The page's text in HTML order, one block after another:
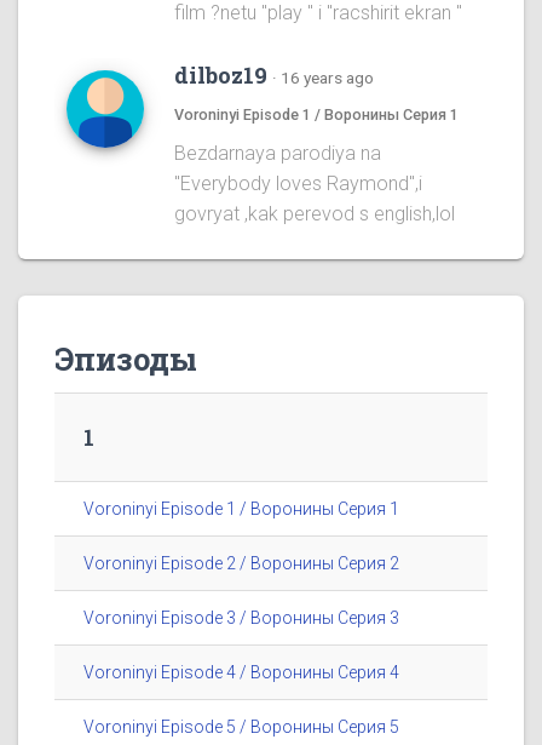
film ?netu "play " i "racshirit ekran "
dilboz19 · 16 years ago
Voroninyi Episode 1 / Воронины Серия 1
Bezdarnaya parodiya na
''Everybody loves Raymond'',i
govryat ,kak perevod s english,lol
Эпизоды
1
Voroninyi Episode 1 / Воронины Серия 1
Voroninyi Episode 2 / Воронины Серия 2
Voroninyi Episode 3 / Воронины Серия 3
Voroninyi Episode 4 / Воронины Серия 4
Voroninyi Episode 5 / Воронины Серия 5